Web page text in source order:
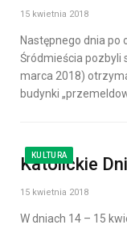
15 kwietnia 2018
Następnego dnia po
Śródmieścia pozbyli
marca 2018)
budynki
KULTURA
Katolickie
15 kwietnia 2018
W dniach 14 – 15